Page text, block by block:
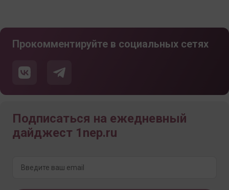
Прокомментируйте в социальных сетях
Подписаться на ежедневный
дайджест 1nep.ru